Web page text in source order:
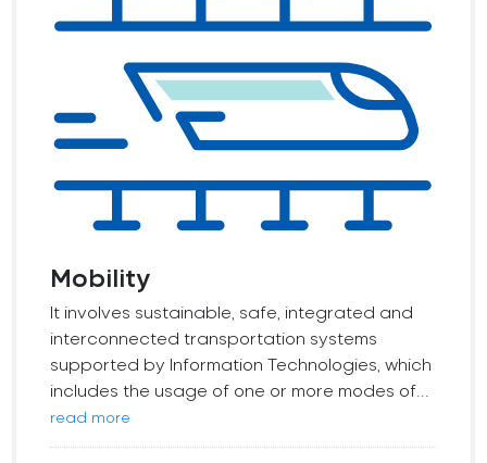
Mobility
It involves sustainable, safe, integrated and
interconnected transportation systems
supported by Information Technologies, which
includes the usage of one or more modes of...
read more